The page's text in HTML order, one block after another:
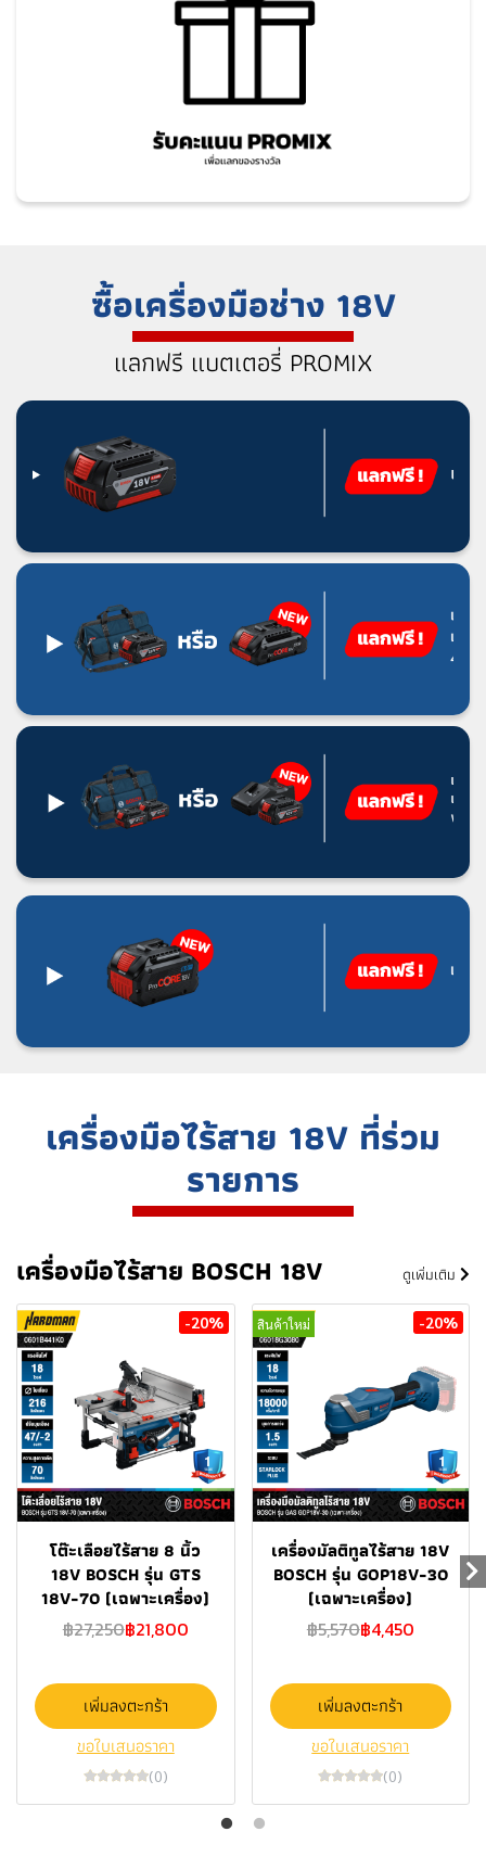
ซื้อเครื่องมือช่าง 18V
แลกฟรี แบตเตอรี่ PROMIX
เครื่องมือไร้สาย 18V ที่ร่วม
รายการ
เครื่องมือไร้สาย BOSCH 18V ดูเพิ่มเติม
-20%
โต๊ะเลือยไร้สาย 8 นิ้ว
18V BOSCH รุ่น GTS
18V-70 (เฉพาะเครื่อง)
฿27,250฿21,800
เพิ่มลงตะกร้า
ขอใบเสนอราคา
(0)
สินค้าใหม่ -20%
เครื่องมัลติทูลไร้สาย 18V
BOSCH รุ่น GOP18V-30
(เฉพาะเครื่อง)
฿5,570฿4,450
เพิ่มลงตะกร้า
ขอใบเสนอราคา
(0)